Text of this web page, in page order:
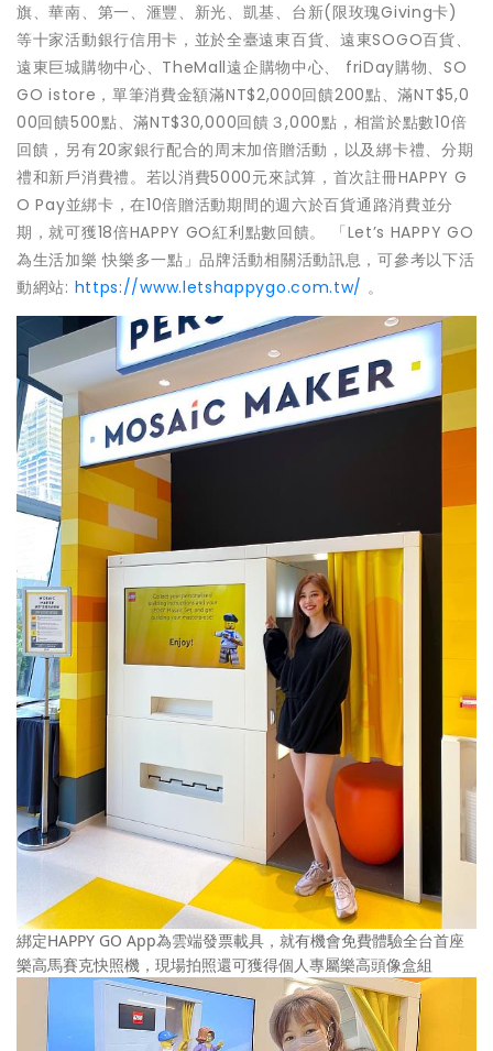
旗、華南、第一、滙豐、新光、凱基、台新(限玫瑰Giving卡)
等十家活動銀行信用卡，並於全臺遠東百貨、遠東SOGO百貨、
遠東巨城購物中心、TheMall遠企購物中心、 friDay購物、SO
GO istore，單筆消費金額滿NT$2,000回饋200點、滿NT$5,0
00回饋500點、滿NT$30,000回饋３,000點，相當於點數10倍
回饋，另有20家銀行配合的周末加倍贈活動，以及綁卡禮、分期
禮和新戶消費禮。若以消費5000元來試算，首次註冊HAPPY G
O Pay並綁卡，在10倍贈活動期間的週六於百貨通路消費並分
期，就可獲18倍HAPPY GO紅利點數回饋。 「Let’s HAPPY GO
為生活加樂 快樂多一點」品牌活動相關活動訊息，可參考以下活
動網站: https://www.letshappygo.com.tw/ 。
綁定HAPPY GO App為雲端發票載具，就有機會免費體驗全台首座
樂高馬賽克快照機，現場拍照還可獲得個人專屬樂高頭像盒組